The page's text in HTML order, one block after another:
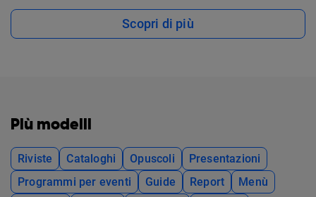
Scopri di più
Più modelli
Riviste Cataloghi Opuscoli
Presentazioni
Programmi per eventi
Guide Report
Menù